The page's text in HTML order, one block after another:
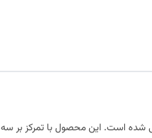
شده است. این محصول با تمرکز بر سه